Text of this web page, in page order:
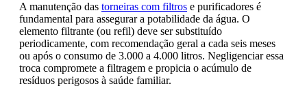
A manutenção das torneiras com filtros e purificadores é
fundamental para assegurar a potabilidade da água. O
elemento filtrante (ou refil) deve ser substituído
periodicamente, com recomendação geral a cada seis meses
ou após o consumo de 3.000 a 4.000 litros. Negligenciar essa
troca compromete a filtragem e propicia o acúmulo de
resíduos perigosos à saúde familiar.